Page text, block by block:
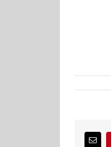
Pinterest
Email